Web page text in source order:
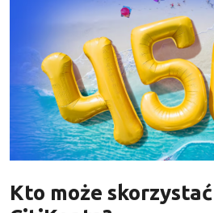
Kto może